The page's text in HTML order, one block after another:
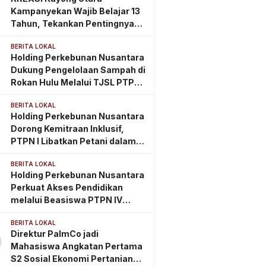
Kampanyekan Wajib Belajar 13
Tahun, Tekankan Pentingnya
Dini
BERITA LOKAL
Holding Perkebunan Nusantara
Dukung Pengelolaan Sampah di
Rokan Hulu Melalui TJSL PTPN
BERITA LOKAL
Holding Perkebunan Nusantara
Dorong Kemitraan Inklusif,
PTPN I Libatkan Petani dalam
BERITA LOKAL
Holding Perkebunan Nusantara
Perkuat Akses Pendidikan
melalui Beasiswa PTPN IV
BERITA LOKAL
Direktur PalmCo jadi
Mahasiswa Angkatan Pertama
S2 Sosial Ekonomi Pertanian